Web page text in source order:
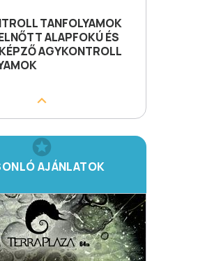
TANFOLYAMOK
ALAPFOKÚ ÉS
AGYKONTROLL
AJÁNLATOK